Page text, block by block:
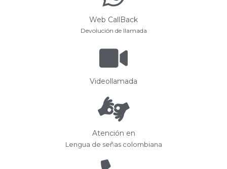
Web CallBack
Devolución de llamada
Videollamada
Atención en
Lengua de señas colombiana